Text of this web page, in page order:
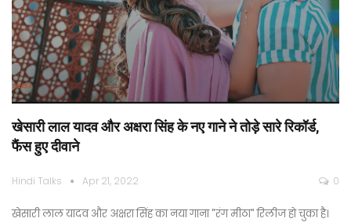
खेसारी लाल यादव और अक्षरा सिंह के नए गाने ने तोड़े सारे रिकॉर्ड,
फैंस हुए दीवाने
Hindi Talks Apr 21, 2022 0
खेसारी लाल यादव और अक्षरा सिंह का नया गाना "रंग मीठा" रिलीज हो चुका है।